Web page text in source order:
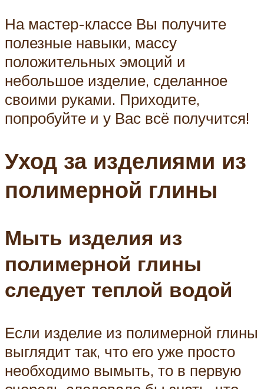
На мастер-классе Вы получите
полезные навыки, массу
положительных эмоций и
небольшое изделие, сделанное
своими руками. Приходите,
попробуйте и у Вас всё получится!
Уход за изделиями из
полимерной глины
Мыть изделия из
полимерной глины
следует теплой водой
Если изделие из полимерной глины
выглядит так, что его уже просто
необходимо вымыть, то в первую